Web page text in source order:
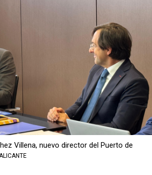
Villena, nuevo director del Puerto de